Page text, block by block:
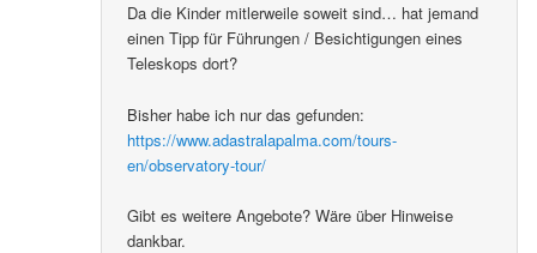
Da die Kinder mitlerweile soweit sind… hat jemand
einen Tipp für Führungen / Besichtigungen eines
Teleskops dort?
Bisher habe ich nur das gefunden:
https://www.adastralapalma.com/tours-
en/observatory-tour/
Gibt es weitere Angebote? Wäre über Hinweise
dankbar.